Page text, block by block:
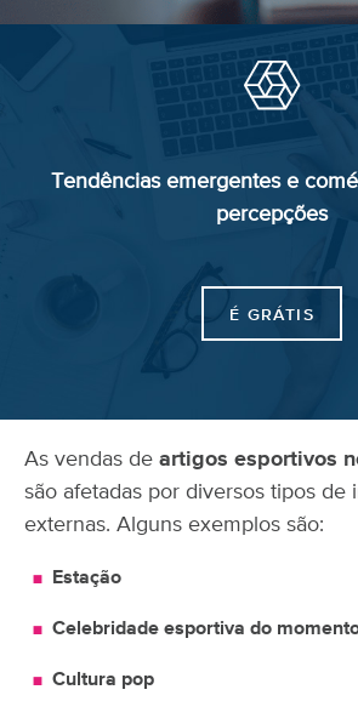
Tendências emergentes e
percepções
É GRÁTIS
As vendas de artigos esportivos
são afetadas por diversos tipos de
externas. Alguns exemplos são:
Estação
Celebridade esportiva do
Cultura pop